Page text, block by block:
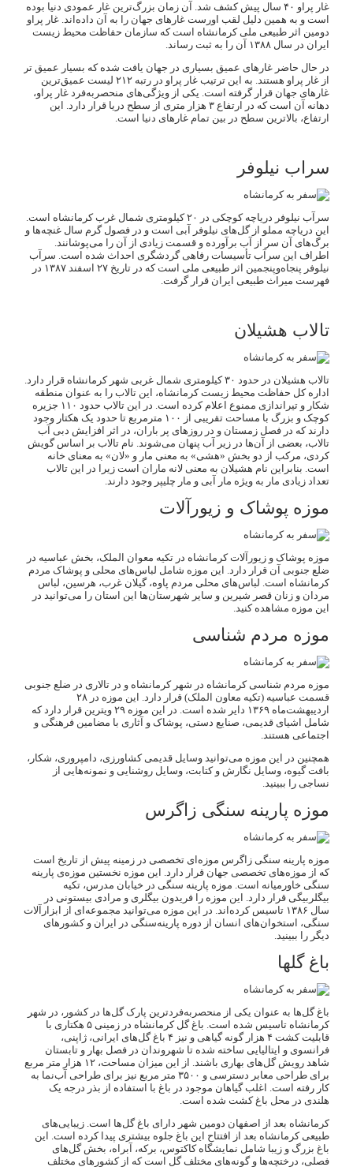
غار پراو ۴۰ سال پیش کشف شد. آن زمان بزرگ‌ترین غار عمودی دنیا بوده
است و به همین دلیل لقب اورست غارهای جهان را به آن داده‌اند. غار پراو
دومین اثر طبیعی ملی کرمانشاه است که سازمان حفاظت محیط زیست
ایران در سال ۱۳۸۸ آن را به ثبت رساند.
در حال حاضر غارهای عمیق بسیاری در جهان یافت شده که بسیار عمیق تر
از غار پراو هستند. به این ترتیب غار پراو در رتبه ۲۱۲ لیست عمیق‌ترین
غار‌های جهان قرار گرفته است. یکی از ویژگی‌های منحصربه‌فرد غار پراو،
دهانه آن است که در ارتفاع ۳ هزار متری از سطح دریا قرار دارد. این
ارتفاع، بالاترین سطح در بین تمام غارهای دنیا است.
سراب نیلوفر
سرآب نیلوفر دریاچه کوچکی در ۲۰ کیلومتری شمال غرب کرمانشاه است.
این دریاچه مملو از گل‌های نیلوفر آبی است و در فصول گرم سال غنچه‌ها و
برگ‌های آن سر از آب برآورده و قسمت زیادی از آن را می‌پوشانند.
اطراف این سرآب تأسیسات رفاهی گردشگری احداث شده است. سرآب
نیلوفر پنجاه‌وپنجمین اثر طبیعی ملی است که در تاریخ ۲۷ اسفند ۱۳۸۷ در
فهرست میراث طبیعی ایران قرار گرفت.
تالاب هشیلان
تالاب هشیلان در حدود ۳۰ کیلومتری شمال غربی شهر کرمانشاه قرار دارد.
اداره کل حفاظت محیط زیست کرمانشاه، این تالاب را به عنوان منطقه
شکار و تیراندازی ممنوع اعلام کرده است. در این تالاب حدود ۱۱۰ جزیره
کوچک و بزرگ با مساحت تقریبی از ۱۰۰ مترمربع تا حدود یک هکتار وجود
دارند که در فصل زمستان و در روزهای پر باران، در اثر افزایش دبی آب
تالاب، بعضی از آن‌ها در زیر آب پنهان می‌شوند. نام تالاب بر اساس گویش
کردی، مرکب از دو بخش «هشی» به معنی مار و «لان» به معنای خانه
است. بنابراین نام هشیلان به معنی لانه ماران است زیرا در این تالاب
تعداد زیادی مار به ویژه مار آبی و مار چلیپر وجود دارند.
موزه پوشاک و زیورآلات
موزه پوشاک و زیورآلات کرمانشاه در تکیه معوان الملک، بخش عباسیه در
ضلع جنوبی آن قرار دارد. این موزه شامل لباس‌های محلی و پوشاک مردم
کرمانشاه است. لباس‌های محلی مردم پاوه، گیلان غرب، هرسین، لباس
مردان و زنان قصر شیرین و سایر شهرستان‌ها این استان را می‌توانید در
این موزه مشاهده کنید.
موزه مردم شناسی
موزه مردم شناسی کرمانشاه در شهر کرمانشاه و در تالاری در ضلع جنوبی
قسمت عباسیه (تکیه معاون الملک) قرار دارد. این موزه در ۲۸
اردیبهشت‌ماه ۱۳۶۹ دایر شده است. در این موزه ۲۹ ویترین قرار دارد که
شامل اشیای قدیمی، صنایع دستی، پوشاک و آثاری با مضامین فرهنگی و
اجتماعی هستند.
همچنین در این موزه می‌توانید وسایل قدیمی کشاورزی، دامپروری، شکار،
بافت گیوه، وسایل نگارش و کتابت، وسایل روشنایی و نمونه‌هایی از
نساجی را ببینید.
موزه پارینه سنگی زاگرس
موزه پارینه سنگی زاگرس موزه‌ای تخصصی در زمینه پیش از تاریخ است
که از موزه‌های تخصصی جهان قرار دارد. این موزه نخستین موزه‌ی پارینه
سنگی خاورمیانه است. موزه پارینه سنگی در خیابان مدرس، تکیه
بیگلربیگی قرار دارد. این موزه را فریدون بیگلری و مرادی بیستونی در
سال ۱۳۸۶ تاسیس کرده‌اند. در این موزه می‌توانید مجموعه‌ای از ابزارآلات
سنگی، استخوان‌های انسان از دوره پارینه‌سنگی در ایران و کشورهای
دیگر را ببینید.
باغ گلها
باغ گل‌ها به عنوان یکی از منحصربه‌فردترین پارک گل‌ها در کشور، در شهر
کرمانشاه تاسیس شده است. باغ گل کرمانشاه در زمینی ۵ هکتاری با
قابلیت کشت ۴ هزار گونه گیاهی و نیز ۴ باغ گل‌های ایرانی، ژاپنی،
فرانسوی و ایتالیایی ساخته شده تا شهروندان در فصل بهار و تابستان
شاهد رویش گل‌های بهاری باشند. از این میزان مساحت، ۱۲ هزار متر مربع
برای طراحی معابر دسترسی و ۳۵۰۰ متر مربع نیز برای طراحی آب‌نما به
کار رفته است. اغلب گیاهان موجود در باغ با استفاده از بذر درجه یک
هلندی در محل باغ کشت شده است.
کرمانشاه بعد از اصفهان دومین شهر دارای باغ گل‌ها است. زیبایی‌های
طبیعی کرمانشاه بعد از افتتاح این باغ جلوه بیشتری پیدا کرده است. این
باغ بزرگ و زیبا شامل نمایشگاه کاکتوس، برکه، آبراه، بخش گل‌های
فصلی، درختچه‌ها و گونه‌های مختلف گل است که از کشورهای مختلف